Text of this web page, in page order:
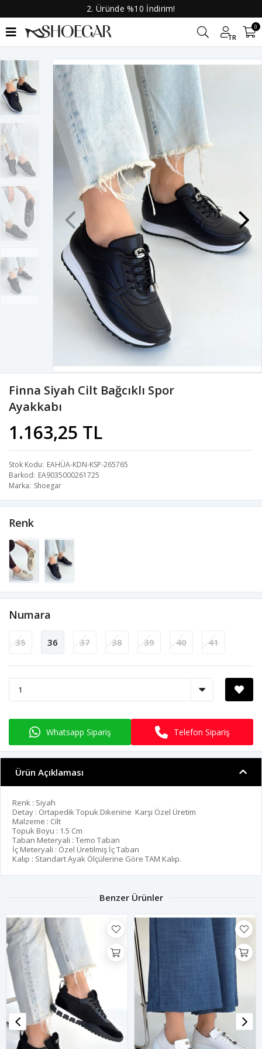
2. Üründe %10 İndirim!
TR
0
Finna Siyah Cilt Bağcıklı Spor
Ayakkabı
1.163,25 TL
Stok Kodu EAHÜA-KDN-KSP-265765
Barkod EA9035000261725
Marka Shoegar
Renk
Numara
35 36 37 38 39 40 41
Whatsapp Sipariş Telefon Sipariş
Ürün Açıklaması
Renk : Siyah
Detay : Ortapedik Topuk Dikenine Karşı Özel Üretim
Malzeme : Cilt
Topuk Boyu : 1.5 Cm
Taban Meteryali : Temo Taban
İç Meteryali : Özel Üretilmiş İç Taban
Kalıp : Standart Ayak Ölçülerine Göre TAM Kalıp.
Benzer Ürünler